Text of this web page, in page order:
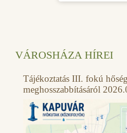
VÁROSHÁZA HÍREI
Tájékoztatás III. fokú
meghosszabbításáról